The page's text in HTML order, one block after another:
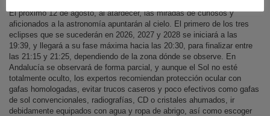
El próximo 12 de agosto, al atardecer, las miradas de curiosos y
aficionados a la astronomía apuntarán al cielo. El primero de los tres
eclipses que se sucederán en 2026, 2027 y 2028 se iniciará a las
19:39, y llegará a su fase máxima hacia las 20:30, para finalizar entre
las 21:15 y 21:25, dependiendo de la zona dónde se observe. En
Andalucía se observará de forma parcial, y aunque el Sol no esté
totalmente oculto, los expertos recomiendan protección ocular con
gafas homologadas, evitar trucos caseros y poco efectivos como gafas
de sol convencionales, radiografías, CD o cristales ahumados, ir
debidamente equipados con agua y ropa de abrigo, así como escoger